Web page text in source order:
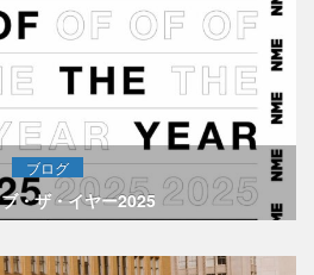
ブログ
・ザ・イヤー2025